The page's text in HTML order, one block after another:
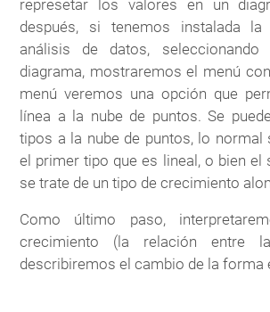
represetar los valores en un
después, si tenemos instalada la
análisis de datos,
diagrama, mostraremos el menú
menú veremos una opción que
línea a la nube de puntos. Se
tipos a la nube de puntos, lo normal
el primer tipo que es lineal, o bien el
se trate de un tipo de crecimiento
Como último paso,
crecimiento (la relación entre
describiremos el cambio de la forma